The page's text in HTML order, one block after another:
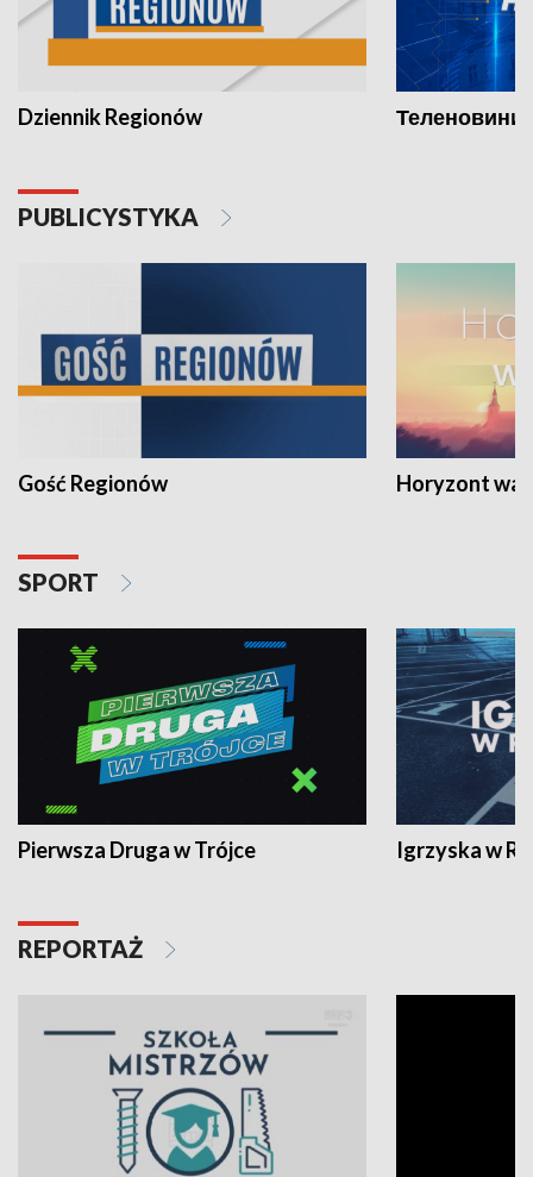
Dziennik Regionów Теленовини
PUBLICYSTYKA
Gość Regionów Horyzont
SPORT
Pierwsza Druga w Trójce Igrzyska w
REPORTAŻ